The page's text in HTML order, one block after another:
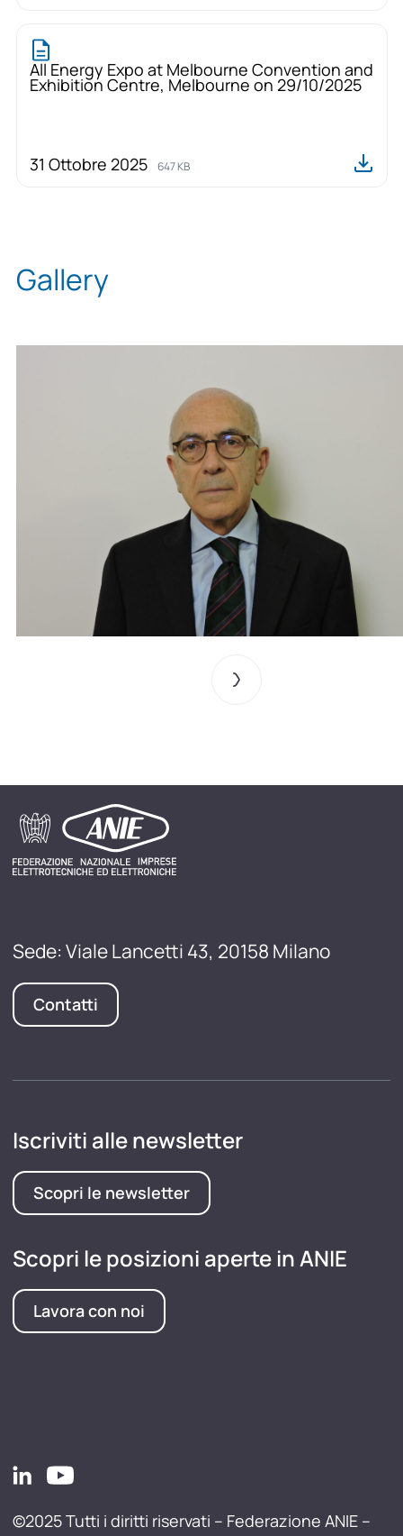
All Energy Expo at Melbourne Convention and
Exhibition Centre, Melbourne on 29/10/2025
31 Ottobre 2025 647 KB
Gallery
Sede: Viale Lancetti 43, 20158 Milano
Contatti
Iscriviti alle newsletter
Scopri le newsletter
Scopri le posizioni aperte in ANIE
Lavora con noi
©2025 Tutti i diritti riservati – Federazione ANIE –